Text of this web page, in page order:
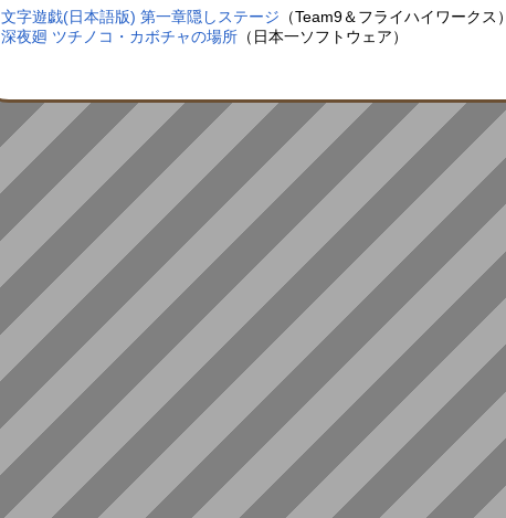
文字遊戯(日本語版) 第一章隠しステージ （Team9＆フライハイワークス）
深夜廻 ツチノコ・カボチャの場所 （日本一ソフトウェア）